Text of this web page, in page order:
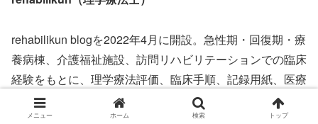
rehabilikun blogを2022年4月に開設。急性期・回復期・療
養病棟、介護福祉施設、訪問リハビリテーションでの臨床
経験をもとに、理学療法評価、臨床手順、記録用紙、医療
制度などの実務情報を発信しています。
メニュー ホーム 検索 トップ